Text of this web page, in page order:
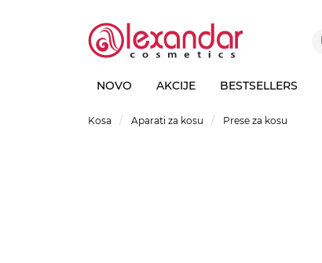
NOVO AKCIJE BESTSELLERS
Kosa Aparati za kosu Prese za kosu